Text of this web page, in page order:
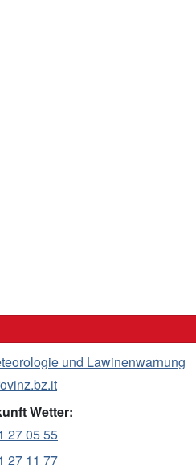
und Lawinenwarnung
Wetter:
27 05 55
27 11 77